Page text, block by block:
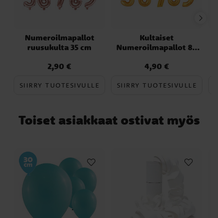
juhlava lisä, joka tekee jokaisesta
tilaisuudesta erityisen ja mieleenpainuvan.
tai pilliä. Itsesulkeutuva venttiili.
juhlava lisä, joka tekee jokaisesta
tilaisuudesta erityisen ja mieleenpainuvan.
Numeroilmapallot
ruusukulta 35 cm
Hinta:2,90 €
2,90 €
SIIRRY TUOTESIVULLE
Kultaiset
Numeroilmapallot 86
Hinta:4,90 €
4,90 €
SIIRRY TUOTESIVULLE
Toiset asiakkaat ostivat myös